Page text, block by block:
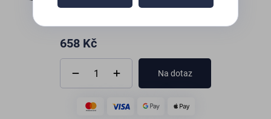
658 Kč
Na dotaz